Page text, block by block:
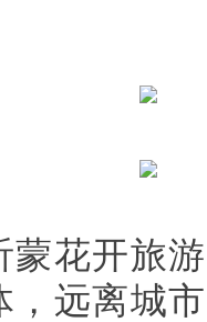
蒙花开旅
，远离城